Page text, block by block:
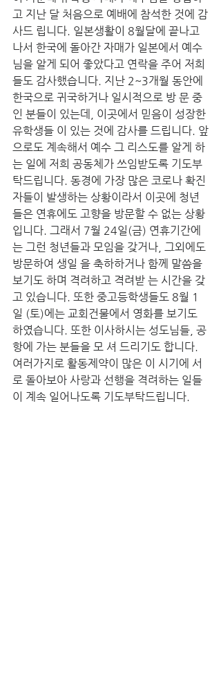
고 지난 달 처음으로 예배에 참석한 것에 감
사드 립니다. 일본생활이 8월달에 끝나고
나서 한국에 돌아간 자매가 일본에서 예수
님을 알게 되어 좋았다고 연락을 주어 저희
들도 감사했습니다. 지난 2~3개월 동안에
한국으로 귀국하거나 일시적으로 방 문 중
인 분들이 있는데, 이곳에서 믿음이 성장한
유학생들 이 있는 것에 감사를 드립니다. 앞
으로도 계속해서 예수 그 리스도를 알게 하
는 일에 저희 공동체가 쓰임받도록 기도부
탁드립니다. 동경에 가장 많은 코로나 확진
자들이 발생하는 상황이라서 이곳에 청년
들은 연휴에도 고향을 방문할 수 없는 상황
입니다. 그래서 7월 24일(금) 연휴기간에
는 그런 청년들과 모임을 갖거나, 그외에도
방문하여 생일 을 축하하거나 함께 말씀을
보기도 하며 격려하고 격려받 는 시간을 갖
고 있습니다. 또한 중고등학생들도 8월 1
일 (토)에는 교회건물에서 영화를 보기도
하였습니다. 또한 이사하시는 성도님들, 공
항에 가는 분들을 모 셔 드리기도 합니다.
여러가지로 활동제약이 많은 이 시기에 서
로 돌아보아 사랑과 선행을 격려하는 일들
이 계속 일어나도록 기도부탁드립니다.